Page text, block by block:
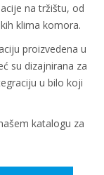
na tržištu, od
klima komora.
proizvedena u
su dizajnirana za
u bilo koji
katalogu za